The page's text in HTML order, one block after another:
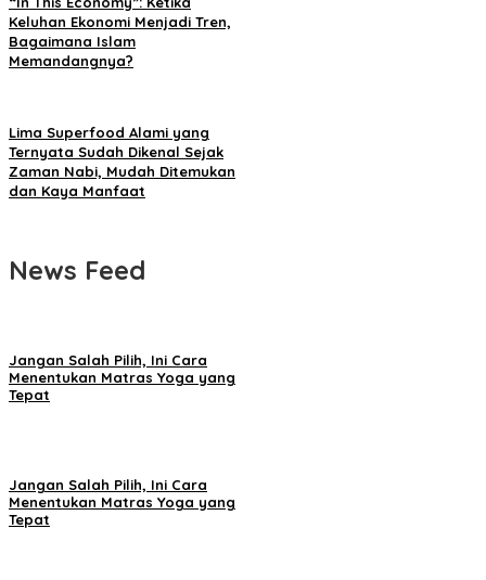
Keluhan Ekonomi Menjadi Tren,
Bagaimana Islam
Memandangnya?
Lima Superfood Alami yang
Ternyata Sudah Dikenal Sejak
Zaman Nabi, Mudah Ditemukan
dan Kaya Manfaat
News Feed
Jangan Salah Pilih, Ini Cara
Menentukan Matras Yoga yang
Tepat
Jangan Salah Pilih, Ini Cara
Menentukan Matras Yoga yang
Tepat